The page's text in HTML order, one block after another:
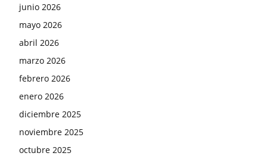
junio 2026
mayo 2026
abril 2026
marzo 2026
febrero 2026
enero 2026
diciembre 2025
noviembre 2025
octubre 2025